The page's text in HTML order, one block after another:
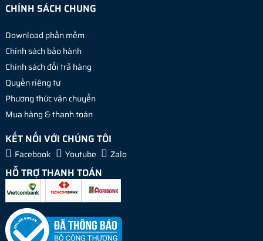
CHÍNH SÁCH CHUNG
Download phần mềm
Chính sách bảo hành
Chính sách đổi trả hàng
Quyền riêng tư
Phương thức vận chuyển
Mua hàng & thanh toán
KẾT NỐI VỚI CHÚNG TÔI
Facebook Youtube Zalo
HỖ TRỢ THANH TOÁN